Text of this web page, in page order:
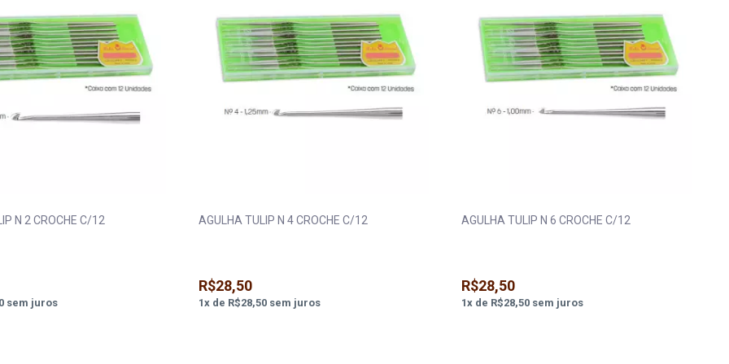
AGULHA TULIP N 2 CROCHE C/12
sem juros
AGULHA TULIP N 4 CROCHE C/12
R$28,50
1x de R$28,50 sem juros
AGULHA TULIP N 6 CROCHE C/12
R$28,50
1x de R$28,50 sem juros